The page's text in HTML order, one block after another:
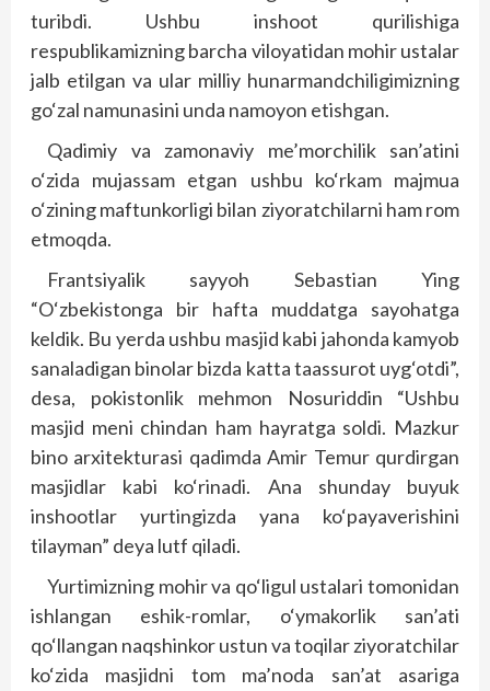
turibdi. Ushbu inshoot qurilishiga
respublikamizning barcha viloyatidan mohir ustalar
jalb etilgan va ular milliy hunarmandchiligimizning
go‘zal namunasini unda namoyon etishgan.
Qadimiy va zamonaviy me’morchilik san’atini
o‘zida mujassam etgan ushbu ko‘rkam majmua
o‘zining maftunkorligi bilan ziyoratchilarni ham rom
etmoqda.
Frantsiyalik sayyoh Sebastian Ying
“O‘zbekistonga bir hafta muddatga sayohatga
keldik. Bu yerda ushbu masjid kabi jahonda kamyob
sanaladigan binolar bizda katta taassurot uyg‘otdi”,
desa, pokistonlik mehmon Nosuriddin “Ushbu
masjid meni chindan ham hayratga soldi. Mazkur
bino arxitekturasi qadimda Amir Temur qurdirgan
masjidlar kabi ko‘rinadi. Ana shunday buyuk
inshootlar yurtingizda yana ko‘payaverishini
tilayman” deya lutf qiladi.
Yurtimizning mohir va qo‘ligul ustalari tomonidan
ishlangan eshik-romlar, o‘ymakorlik san’ati
qo‘llangan naqshinkor ustun va toqilar ziyoratchilar
ko‘zida masjidni tom ma’noda san’at asariga